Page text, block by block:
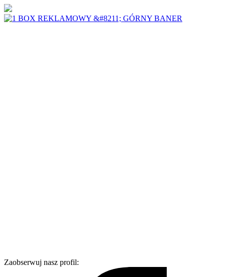
Zaobserwuj nasz profil: